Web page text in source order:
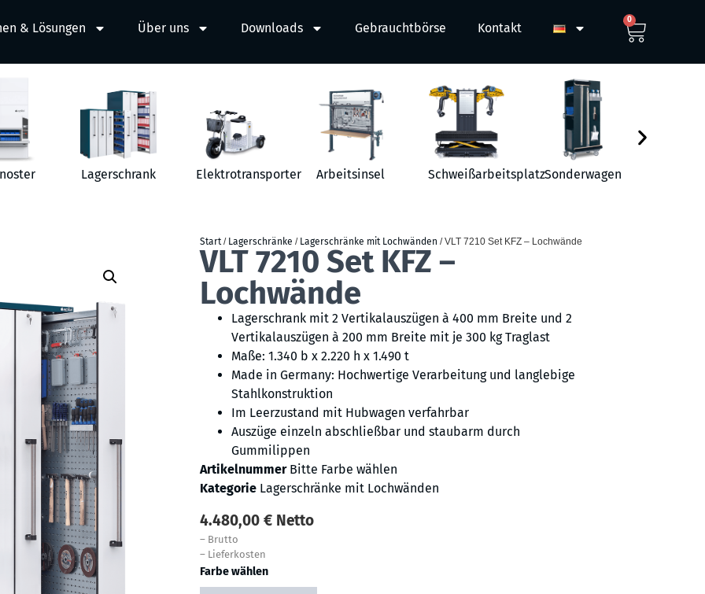
& Lösungen Über uns Downloads Gebrauchtbörse Kontakt
0
Lagerschrank Elektrotransporter Arbeitsinsel SchweißarbeitsplatzSonderwagen
Start/ Lagerschränke / Lagerschränke mit Lochwänden / VLT 7210 Set KFZ – Lochwände
VLT 7210 Set KFZ –
Lochwände
Lagerschrank mit 2 Vertikalauszügen à 400 mm Breite und 2
Vertikalauszügen à 200 mm Breite mit je 300 kg Traglast
Maße: 1.340 b x 2.220 h x 1.490 t
Made in Germany: Hochwertige Verarbeitung und langlebige
Stahlkonstruktion
Im Leerzustand mit Hubwagen verfahrbar
Auszüge einzeln abschließbar und staubarm durch
Gummilippen
Artikelnummer Bitte Farbe wählen
Kategorie Lagerschränke mit Lochwänden
4.480,00 € Netto
– Brutto
– Lieferkosten
Farbe wählen